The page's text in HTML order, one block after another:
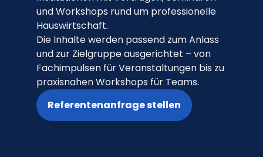
und Workshops rund um professionelle
Hauswirtschaft.
Die Inhalte werden passend zum Anlass
und zur Zielgruppe ausgerichtet – von
Fachimpulsen für Veranstaltungen bis zu
praxisnahen Workshops für Teams.
Referentenanfrage stellen